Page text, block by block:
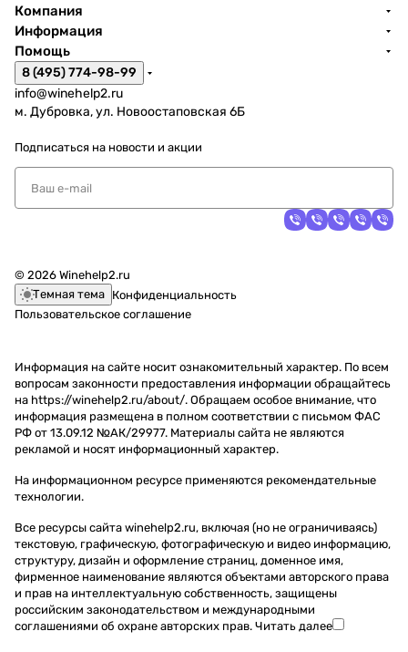
Компания
Информация
Помощь
8 (495) 774-98-99
info@winehelp2.ru
м. Дубровка, ул. Новоостаповская 6Б
Подписаться на новости и акции
© 2026 Winehelp2.ru
Темная тема Конфиденциальность
Пользовательское соглашение
Информация на сайте носит ознакомительный характер. По всем
вопросам законности предоставления информации обращайтесь
на https://winehelp2.ru/about/. Обращаем особое внимание, что
информация размещена в полном соответствии с письмом ФАС
РФ от 13.09.12 №АК/29977. Материалы сайта не являются
рекламой и носят информационный характер.
На информационном ресурсе применяются рекомендательные
технологии.
Все ресурсы сайта winehelp2.ru, включая (но не ограничиваясь)
текстовую, графическую, фотографическую и видео информацию,
структуру, дизайн и оформление страниц, доменное имя,
фирменное наименование являются объектами авторского права
и прав на интеллектуальную собственность, защищены
российским законодательством и международными
соглашениями об охране авторских прав. Читать далее